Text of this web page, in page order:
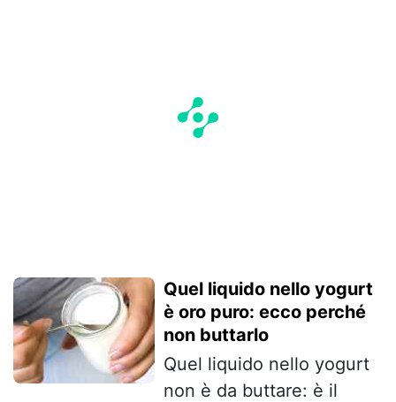
Quel liquido nello yogurt
è oro puro: ecco perché
non buttarlo
Quel liquido nello yogurt
non è da buttare: è il